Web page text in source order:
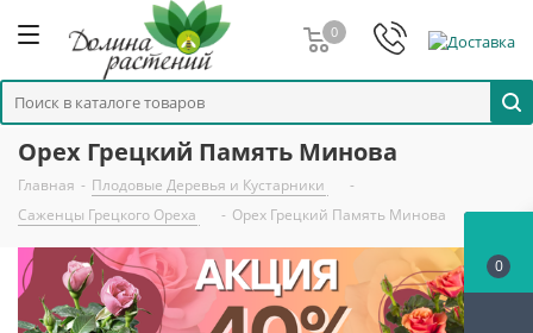
0
Орех Грецкий Память Минова
Главная - Плодовые Деревья и Кустарники
-
Саженцы Грецкого Ореха
- Орех Грецкий Память Минова
0